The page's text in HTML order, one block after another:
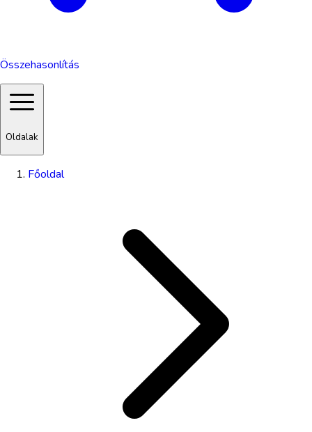
Összehasonlítás
Oldalak
Főoldal